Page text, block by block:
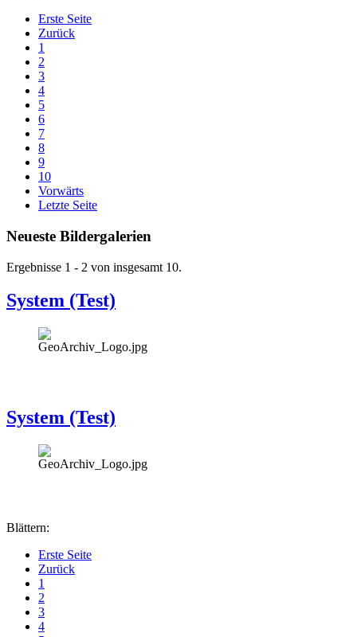
Erste Seite
Zurück
1
2
3
4
5
6
7
8
9
10
Vorwärts
Letzte Seite
Neueste Bildergalerien
Ergebnisse 1 - 2 von insgesamt 10.
System (Test)
System (Test)
Blättern:
Erste Seite
Zurück
1
2
3
4